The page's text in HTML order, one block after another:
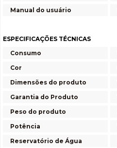
Manual do usuário
ESPECIFICAÇÕES TÉCNICAS
Consumo
Cor
Dimensões do produto
Garantia do Produto
Peso do produto
Potência
Reservatório de Água